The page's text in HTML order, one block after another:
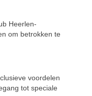
Heerlen-
om betrokken te
voordelen
tot speciale